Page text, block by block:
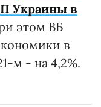
Украины в
этом ВБ
в
м - на 4,2%.